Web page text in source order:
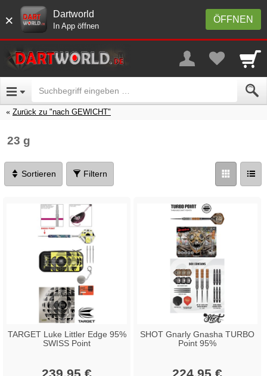
× ÖFFNEN
Dartworld
In App öffnen
Zurück zu "nach GEWICHT"
23 g
Sortieren Filtern
TARGET Luke Littler Edge 95%
SWISS Point
239,95 €
SHOT Gnarly Gnasha TURBO
Point 95%
224,95 €